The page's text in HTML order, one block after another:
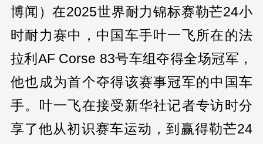
博闻）在2025世界耐力锦标赛勒芒24小
时耐力赛中，中国车手叶一飞所在的法
拉利AF Corse 83号车组夺得全场冠军，
他也成为首个夺得该赛事冠军的中国车
手。叶一飞在接受新华社记者专访时分
享了他从初识赛车运动，到赢得勒芒24